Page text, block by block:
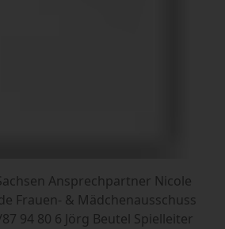
Ansprechpartner Nicole
Frauen- & Mädchenausschuss
94 80 6 Jörg Beutel Spielleiter